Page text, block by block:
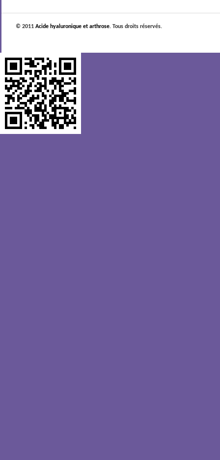
© 2011Acide hyaluronique et arthrose. Tous droits réservés.